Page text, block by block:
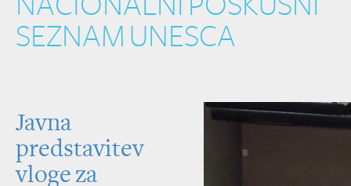
SEZNAM UNESCA
Javna
predstavitev
vloge za